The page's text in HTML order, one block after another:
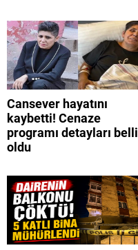
Cansever hayatını
kaybetti! Cenaze
programı detayları belli
oldu